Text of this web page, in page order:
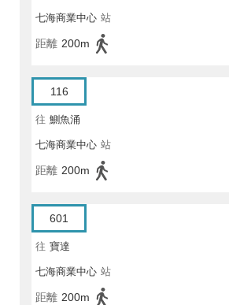
七海商業中心 站
距離 200m
116
往 鰂魚涌
七海商業中心 站
距離 200m
601
往 寶達
七海商業中心 站
距離 200m